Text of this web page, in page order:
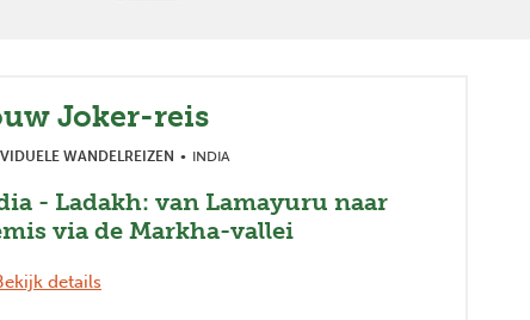
Joker-reis
WANDELREIZEN INDIA
- Ladakh: van Lamayuru naar
via de Markha-vallei
details